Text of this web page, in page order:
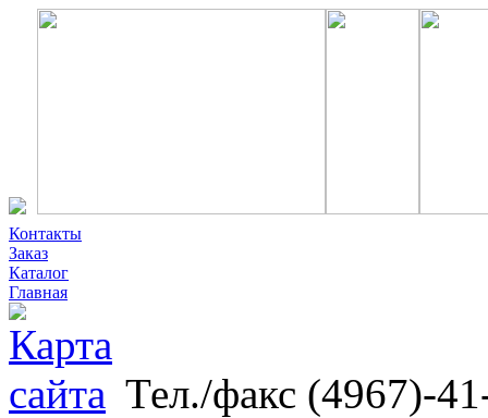
Контакты
Заказ
Каталог
Главная
Тел./факс (4967)-